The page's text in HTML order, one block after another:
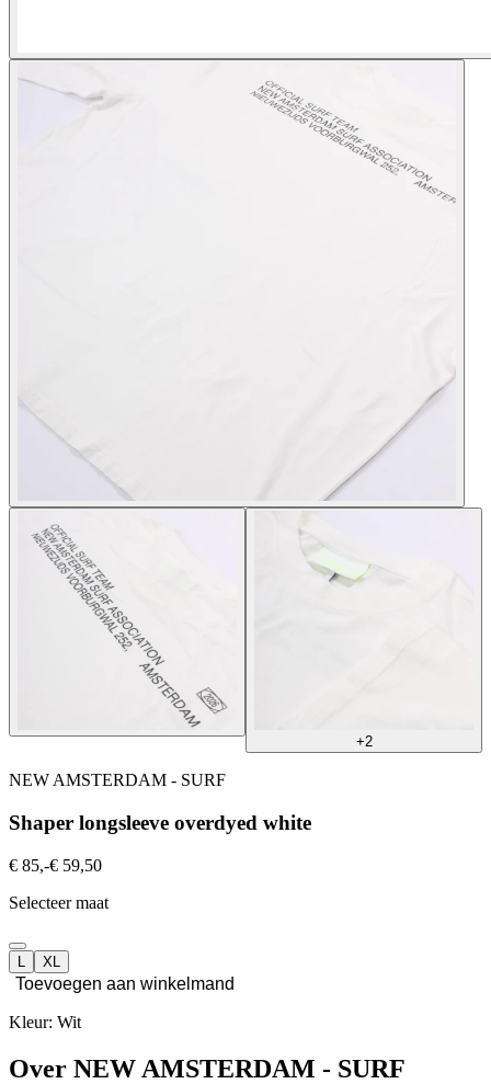
+2
NEW AMSTERDAM - SURF
Shaper longsleeve overdyed white
€ 85,-€ 59,50
Selecteer maat
L XL
Toevoegen aan winkelmand
Kleur: Wit
Over NEW AMSTERDAM - SURF